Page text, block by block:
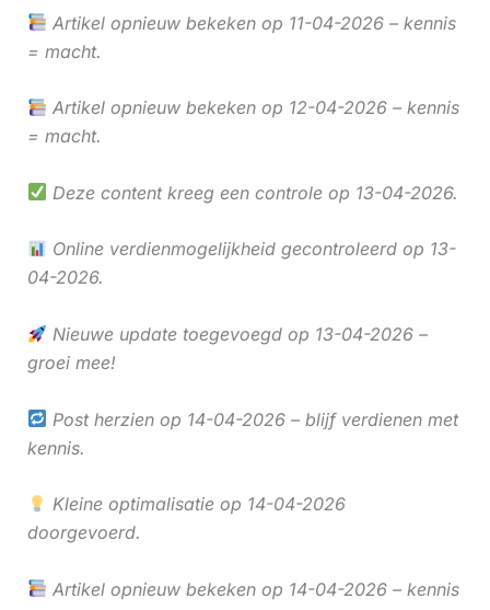
Artikel opnieuw bekeken op 11-04-2026 – kennis
= macht.
Artikel opnieuw bekeken op 12-04-2026 – kennis
= macht.
Deze content kreeg een controle op 13-04-2026.
Online verdienmogelijkheid gecontroleerd op 13-
04-2026.
Nieuwe update toegevoegd op 13-04-2026 –
groei mee!
Post herzien op 14-04-2026 – blijf verdienen met
kennis.
Kleine optimalisatie op 14-04-2026
doorgevoerd.
Artikel opnieuw bekeken op 14-04-2026 – kennis